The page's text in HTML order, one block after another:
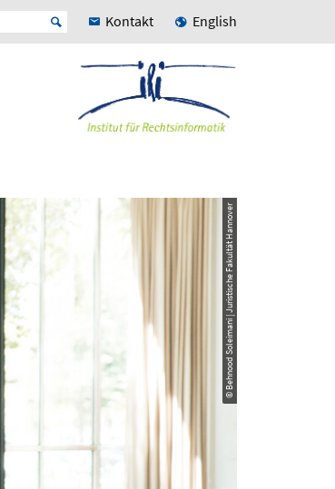
Kontakt English
© Behnood Soleimani | Juristische Fakultät Hannover